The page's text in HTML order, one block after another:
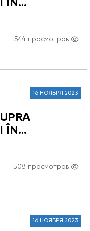
ÎN
544 просмотров
16 НОЯБРЯ 2023
ÎN
508 просмотров
16 НОЯБРЯ 2023